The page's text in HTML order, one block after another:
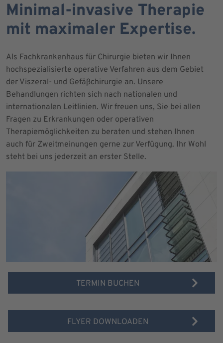
Minimal-invasive Therapie
mit maximaler Expertise.
Als Fachkrankenhaus für Chirurgie bieten wir Ihnen
hochspezialisierte operative Verfahren aus dem Gebiet
der Viszeral- und Gefäßchirurgie an. Unsere
Behandlungen richten sich nach nationalen und
internationalen Leitlinien. Wir freuen uns, Sie bei allen
Fragen zu Erkrankungen oder operativen
Therapiemöglichkeiten zu beraten und stehen Ihnen
auch für Zweitmeinungen gerne zur Verfügung. Ihr Wohl
steht bei uns jederzeit an erster Stelle.
TERMIN BUCHEN
FLYER DOWNLOADEN